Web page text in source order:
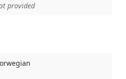
provided